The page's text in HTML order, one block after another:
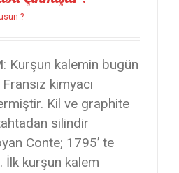
?
Kurşun kalemin bugün
kimyacı
Kil ve graphite
tahtadan silindir
Conte; 1795’ te
İlk kurşun kalem